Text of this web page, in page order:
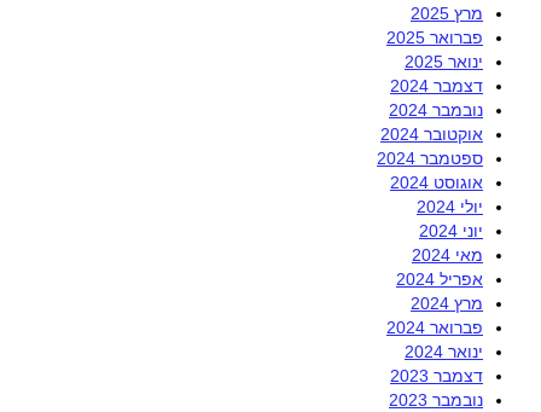
מרץ 2025
פברואר 2025
ינואר 2025
דצמבר 2024
נובמבר 2024
אוקטובר 2024
ספטמבר 2024
אוגוסט 2024
יולי 2024
יוני 2024
מאי 2024
אפריל 2024
מרץ 2024
פברואר 2024
ינואר 2024
דצמבר 2023
נובמבר 2023